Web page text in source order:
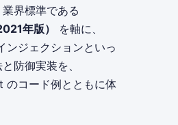
界標準である
年版）
を軸に、
ンジェクションといっ
防御実装を、
コード例とともに体